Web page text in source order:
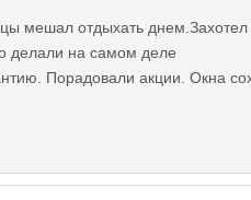
мешал отдыхать
делали на самом деле
Порадовали акции. Окна